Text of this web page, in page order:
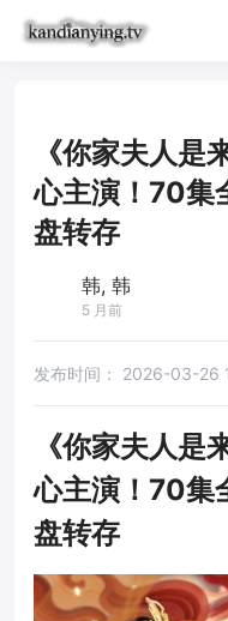
《你家夫人是
心主演！70集
盘转存
韩, 韩
5 月前
发布时间： 2026-03-26
《你家夫人是
心主演！70集
盘转存